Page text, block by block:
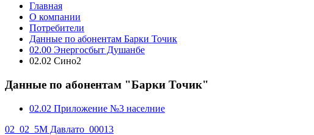
Главная
О компании
Потребители
Данные по абонентам Барки Точик
02.00 Энергосбыт Душанбе
02.02 Сино2
Данные по абонентам "Барки Точик"
02.02 Приложение №3 населние
02_02_5М Давлато_00013